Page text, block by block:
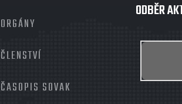
ORGÁNY
ČLENSTVÍ
ČASOPIS SOVAK
ODBĚR